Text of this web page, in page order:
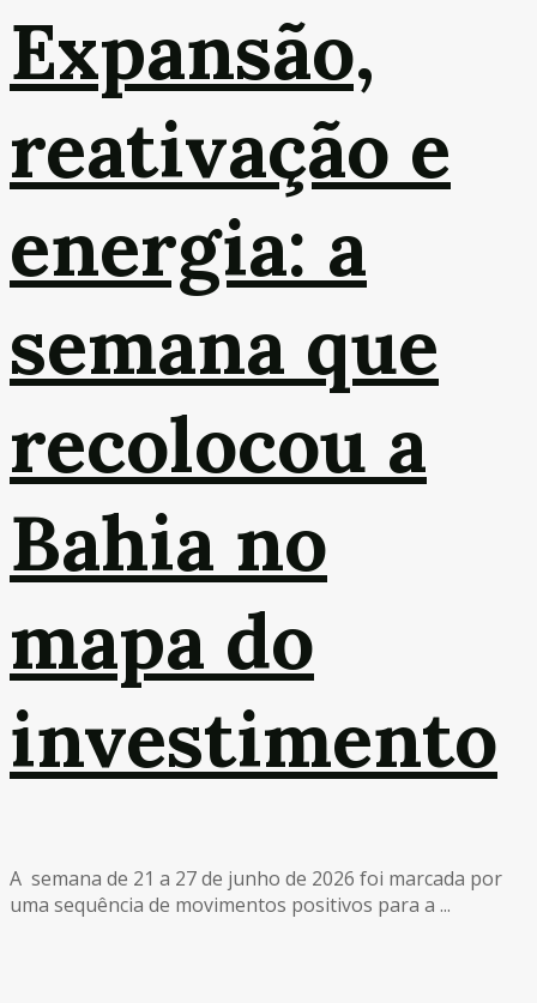
Expansão,
reativação e
energia: a
semana que
recolocou a
Bahia no
mapa do
investimento
A semana de 21 a 27 de junho de 2026 foi marcada por
uma sequência de movimentos positivos para a ...